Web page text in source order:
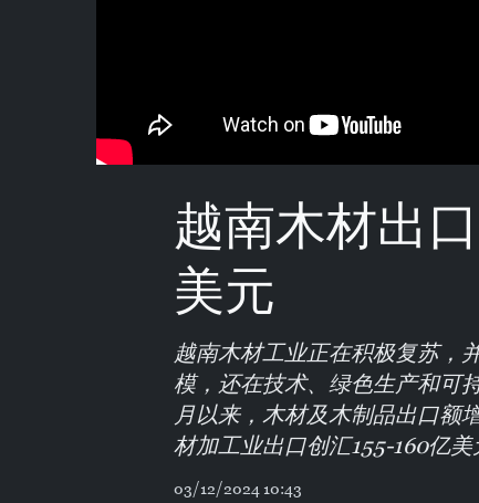
越南木材出
美元
越南木材工业正在积极复苏，
模，还在技术、绿色生产和可
月以来，木材及木制品出口额
材加工业出口创汇155-160亿美
03/12/2024 10:43